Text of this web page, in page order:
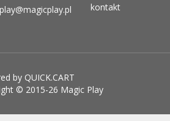
kontakt
by QUICK.CART
© 2015-26 Magic Play